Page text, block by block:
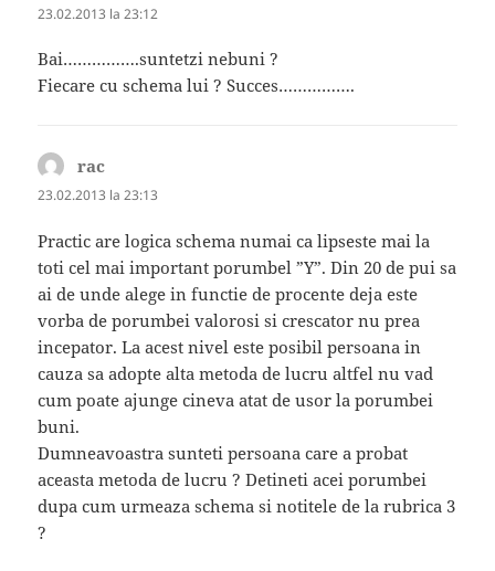
23.02.2013 la 23:12
Bai…………….suntetzi nebuni ?
Fiecare cu schema lui ? Succes…………….
rac
23.02.2013 la 23:13
Practic are logica schema numai ca lipseste mai la
toti cel mai important porumbel ”Y”. Din 20 de pui sa
ai de unde alege in functie de procente deja este
vorba de porumbei valorosi si crescator nu prea
incepator. La acest nivel este posibil persoana in
cauza sa adopte alta metoda de lucru altfel nu vad
cum poate ajunge cineva atat de usor la porumbei
buni.
Dumneavoastra sunteti persoana care a probat
aceasta metoda de lucru ? Detineti acei porumbei
dupa cum urmeaza schema si notitele de la rubrica 3
?